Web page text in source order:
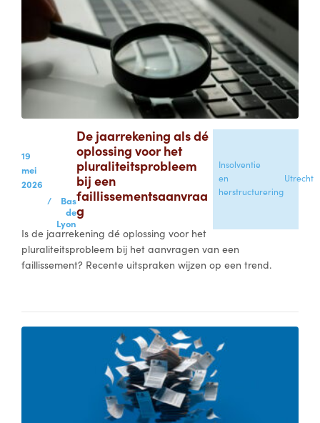
19
mei
2026
/
Bas
de
Lyon
De jaarrekening als dé
oplossing voor het
pluraliteitsprobleem
bij een
faillissementsaanvraa
g
Insolventie
en
herstructurering
Utrecht
Is de jaarrekening dé oplossing voor het
pluraliteitsprobleem bij het aanvragen van een
faillissement? Recente uitspraken wijzen op een trend.